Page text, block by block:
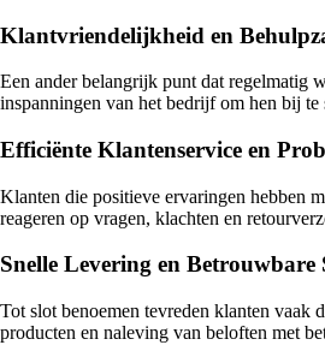
Klantvriendelijkheid en
Een ander belangrijk punt dat regelmatig
inspanningen van het bedrijf om hen bij te
Efficiënte Klantenservice en
Klanten die positieve ervaringen hebben
reageren op vragen, klachten en
Snelle Levering en Betrouwbare
Tot slot benoemen tevreden klanten vaak
producten en naleving van beloften met